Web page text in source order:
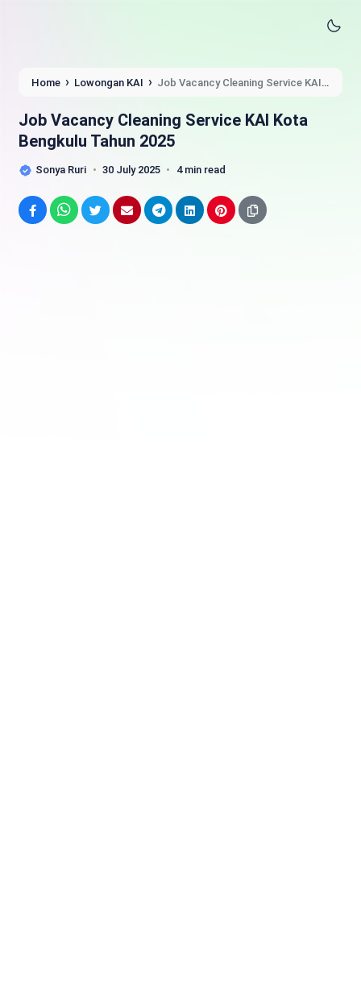
Home › Lowongan KAI › Job Vacancy Cleaning Service KAI
Job Vacancy Cleaning Service KAI Kota
Bengkulu Tahun 2025
Sonya Ruri 30 July 2025 4 min read